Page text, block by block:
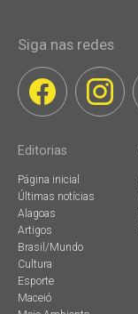
Siga nas redes
Editorias
Página inicial
Últimas notícias
Alagoas
Artigos
Brasil/Mundo
Cultura
Esporte
Maceió